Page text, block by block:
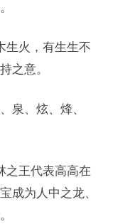
生火，有生生不
之意。
泉、炫、烽、
之王代表高高在
成为人中之龙、